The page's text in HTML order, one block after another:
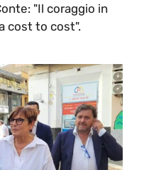
"Il coraggio in
cost to cost".